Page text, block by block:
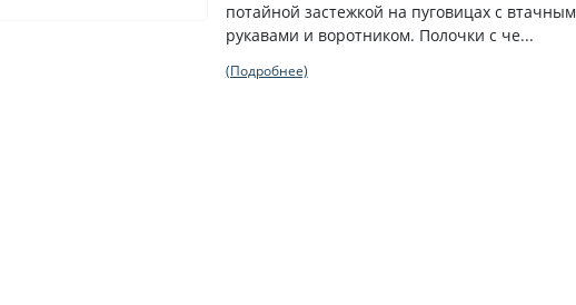
потайной застежкой на пуговицах с
рукавами и воротником. Полочки с че...
(Подробнее)